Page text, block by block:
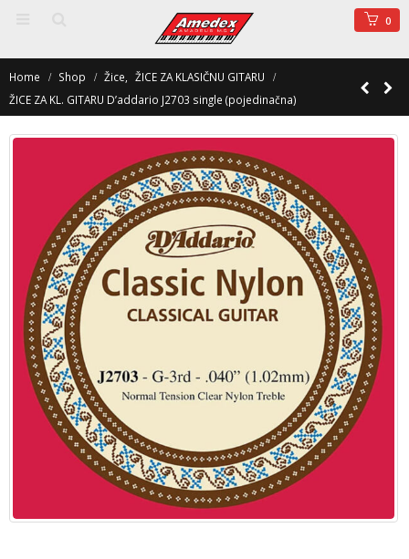
0
Home Shop Žice
ŽICE ZA KLASIČNU GITARU
ŽICE ZA KL. GITARU D’addario J2703 single (pojedinačna)